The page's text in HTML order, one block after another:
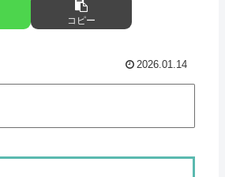
コピー
2026.01.14